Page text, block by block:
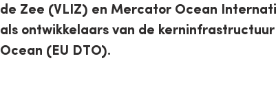
de Zee (VLIZ) en Mercator Ocean
als ontwikkelaars van de
Ocean (EU DTO).